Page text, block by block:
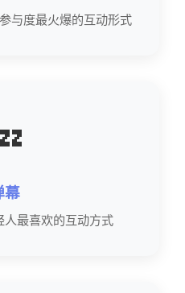
与度最火爆的互动形式
幕
人最喜欢的互动方式